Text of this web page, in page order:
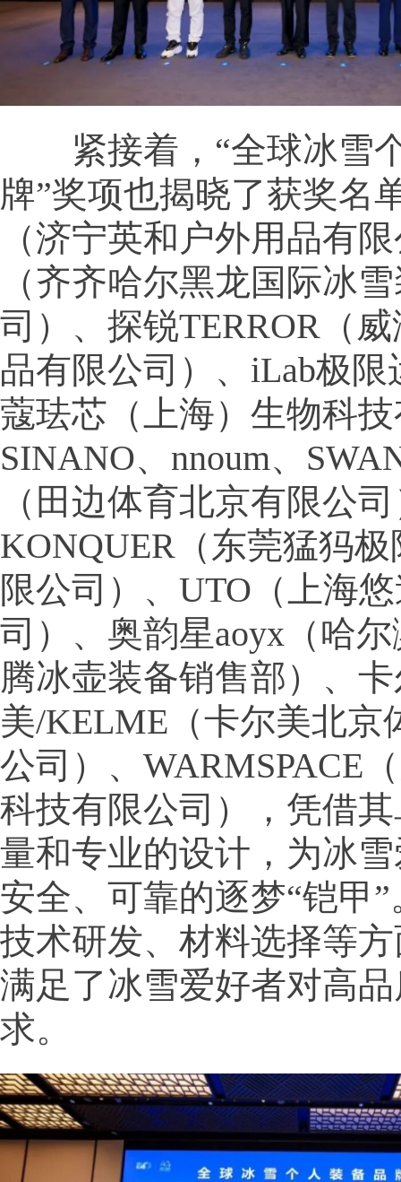
紧接着，“全球冰雪
牌”奖项也揭晓了获奖名
（济宁英和户外用品有
（齐齐哈尔黑龙国际冰
司）、探锐TERROR（
品有限公司）、iLab极
蔻珐芯（上海）生物科
SINANO、nnoum、
（田边体育北京有限公
KONQUER（东莞猛犸
限公司）、UTO（上海
司）、奥韵星aoyx（哈
腾冰壶装备销售部）、
美/KELME（卡尔美北京
公司）、WARMSPACE
科技有限公司），凭借
量和专业的设计，为冰
安全、可靠的逐梦“铠甲
技术研发、材料选择等
满足了冰雪爱好者对高
求。